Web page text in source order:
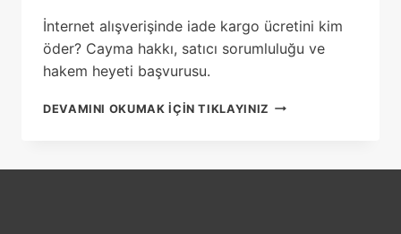
İnternet alışverişinde iade kargo ücretini kim
öder? Cayma hakkı, satıcı sorumluluğu ve
hakem heyeti başvurusu.
DEVAMINI OKUMAK IÇIN TIKLAYINIZ INTERNET